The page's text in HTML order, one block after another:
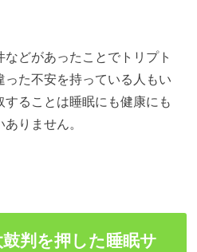
どがあったことでトリプト
た不安を持っている人もい
することは睡眠にも健康にも
りません。
判を押した睡眠サ